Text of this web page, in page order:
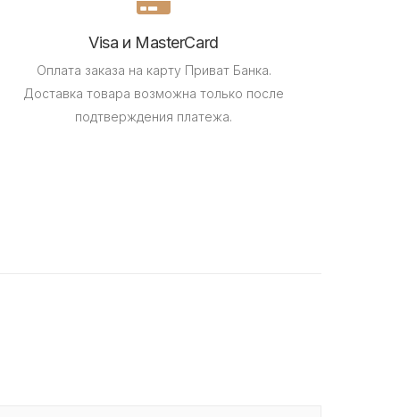
Visa и MasterCard
Оплата заказа на карту Приват Банка.
Доставка товара возможна только после
подтверждения платежа.